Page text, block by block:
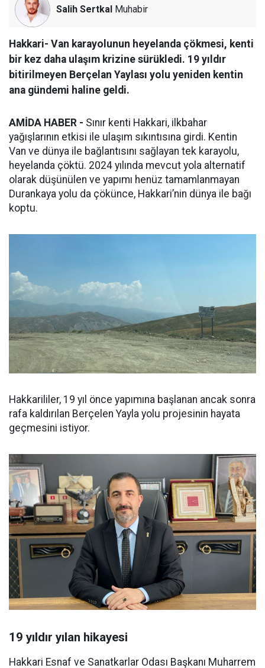
Salih Sertkal Muhabir
Hakkari- Van karayolunun heyelanda çökmesi, kenti
bir kez daha ulaşım krizine sürükledi. 19 yıldır
bitirilmeyen Berçelan Yaylası yolu yeniden kentin
ana gündemi haline geldi.
AMİDA HABER - Sınır kenti Hakkari, ilkbahar
yağışlarının etkisi ile ulaşım sıkıntısına girdi. Kentin
Van ve dünya ile bağlantısını sağlayan tek karayolu,
heyelanda çöktü. 2024 yılında mevcut yola alternatif
olarak düşünülen ve yapımı henüz tamamlanmayan
Durankaya yolu da çökünce, Hakkari’nin dünya ile bağı
koptu.
Hakkarililer, 19 yıl önce yapımına başlanan ancak sonra
rafa kaldırılan Berçelen Yayla yolu projesinin hayata
geçmesini istiyor.
19 yıldır yılan hikayesi
Hakkari Esnaf ve Sanatkarlar Odası Başkanı Muharrem